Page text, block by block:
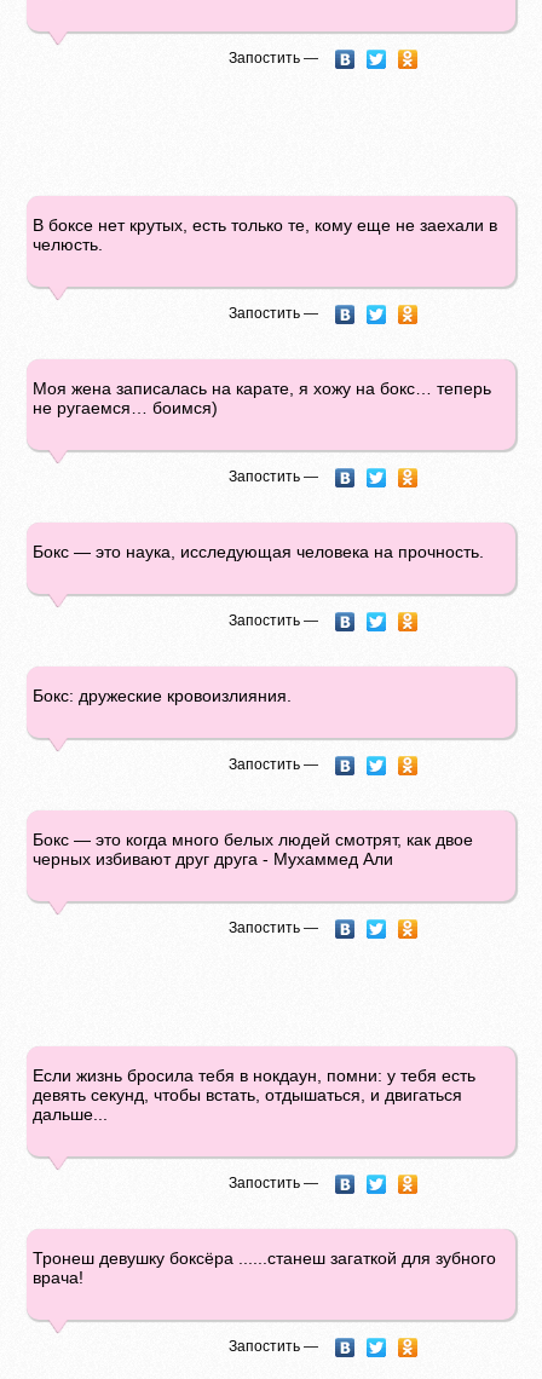
Запостить —
В боксе нет крутых, есть только те, кому еще не заехали в
челюсть.
Запостить —
Моя жена записалась на карате, я хожу на бокс… теперь
не ругаемся… боимся)
Запостить —
Бокс — это наука, исследующая человека на прочность.
Запостить —
Бокс: дружеские кровоизлияния.
Запостить —
Бокс — это когда много белых людей смотрят, как двое
черных избивают друг друга - Мухаммед Али
Запостить —
Если жизнь бросила тебя в нокдаун, помни: у тебя есть
девять секунд, чтобы встать, отдышаться, и двигаться
дальше...
Запостить —
Тронеш девушку боксёра ......станеш загаткой для зубного
врача!
Запостить —